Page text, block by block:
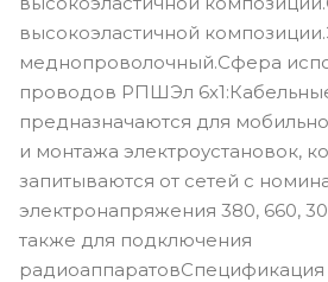
высокоэластичной
меднопроволочный.Сфера
проводов РПШЭл
предназначаются для
и монтажа электроустановок,
запитываются от сетей с
электронапряжения 380, 660,
также для подключения